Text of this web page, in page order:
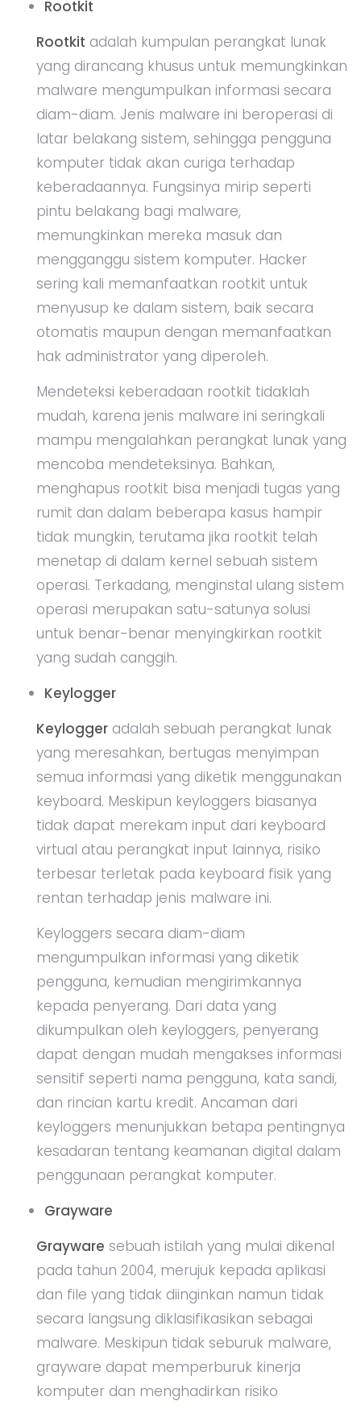
Rootkit
Rootkit adalah kumpulan perangkat lunak
yang dirancang khusus untuk memungkinkan
malware mengumpulkan informasi secara
diam-diam. Jenis malware ini beroperasi di
latar belakang sistem, sehingga pengguna
komputer tidak akan curiga terhadap
keberadaannya. Fungsinya mirip seperti
pintu belakang bagi malware,
memungkinkan mereka masuk dan
mengganggu sistem komputer. Hacker
sering kali memanfaatkan rootkit untuk
menyusup ke dalam sistem, baik secara
otomatis maupun dengan memanfaatkan
hak administrator yang diperoleh.
Mendeteksi keberadaan rootkit tidaklah
mudah, karena jenis malware ini seringkali
mampu mengalahkan perangkat lunak yang
mencoba mendeteksinya. Bahkan,
menghapus rootkit bisa menjadi tugas yang
rumit dan dalam beberapa kasus hampir
tidak mungkin, terutama jika rootkit telah
menetap di dalam kernel sebuah sistem
operasi. Terkadang, menginstal ulang sistem
operasi merupakan satu-satunya solusi
untuk benar-benar menyingkirkan rootkit
yang sudah canggih.
Keylogger
Keylogger adalah sebuah perangkat lunak
yang meresahkan, bertugas menyimpan
semua informasi yang diketik menggunakan
keyboard. Meskipun keyloggers biasanya
tidak dapat merekam input dari keyboard
virtual atau perangkat input lainnya, risiko
terbesar terletak pada keyboard fisik yang
rentan terhadap jenis malware ini.
Keyloggers secara diam-diam
mengumpulkan informasi yang diketik
pengguna, kemudian mengirimkannya
kepada penyerang. Dari data yang
dikumpulkan oleh keyloggers, penyerang
dapat dengan mudah mengakses informasi
sensitif seperti nama pengguna, kata sandi,
dan rincian kartu kredit. Ancaman dari
keyloggers menunjukkan betapa pentingnya
kesadaran tentang keamanan digital dalam
penggunaan perangkat komputer.
Grayware
Grayware sebuah istilah yang mulai dikenal
pada tahun 2004, merujuk kepada aplikasi
dan file yang tidak diinginkan namun tidak
secara langsung diklasifikasikan sebagai
malware. Meskipun tidak seburuk malware,
grayware dapat memperburuk kinerja
komputer dan menghadirkan risiko